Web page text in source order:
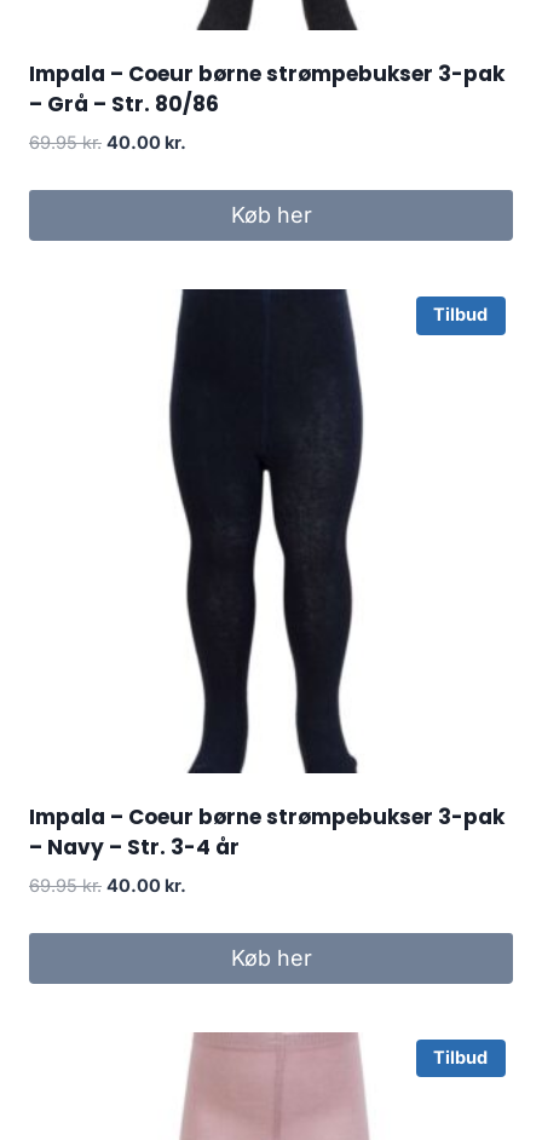
Impala – Coeur børne strømpebukser 3-pak
– Grå – Str. 80/86
69.95kr. Original
was:
40.00 kr.
is:
40.00 kr..Køb her
Tilbud
Impala – Coeur børne strømpebukser 3-pak
– Navy – Str. 3-4 år
69.95kr. Original
was:
40.00 kr.
is:
40.00 kr..Køb her
Tilbud